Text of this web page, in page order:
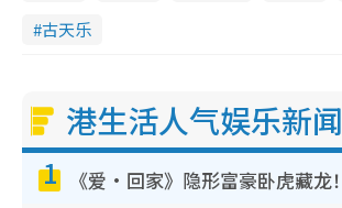
古天乐
港生活人气娱乐新闻
1